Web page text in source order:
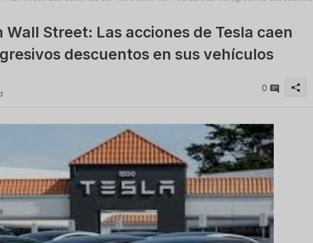
Street: Las acciones de Tesla caen
descuentos en sus vehículos
0